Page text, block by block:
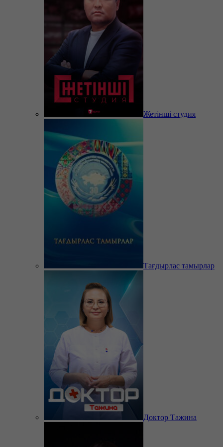
Жетінші студия
Тағдырлас тамырлар
Доктор Тажина